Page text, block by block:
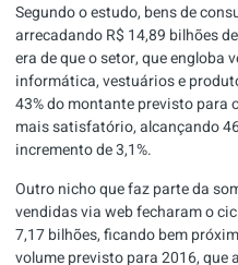
Segundo o estudo, bens de
arrecadando R$ 14,89 bilhões
era de que o setor, que engloba
informática, vestuários e
43% do montante previsto para
mais satisfatório, alcançando
incremento de 3,1%.
Outro nicho que faz parte da
vendidas via web fecharam o
7,17 bilhões, ficando bem
volume previsto para 2016, que